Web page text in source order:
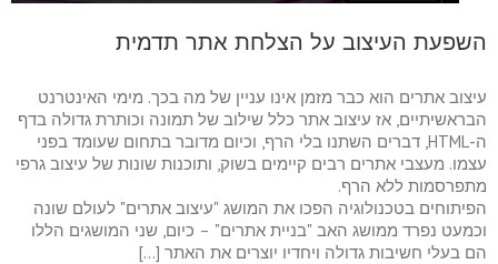
השפעת העיצוב על הצלחת אתר תדמית
עיצוב אתרים הוא כבר מזמן אינו עניין של מה בכך. מימי האינטרנט
הבראשיתיים, אז עיצוב אתר כלל שילוב של תמונה וכותרת גדולה בדף
ה-HTML, דברים השתנו בלי הרף, וכיום מדובר בתחום שעומד בפני
עצמו. מעצבי אתרים רבים קיימים בשוק, ותוכנות שונות של עיצוב גרפי
מתפרסמות ללא הרף.
הפיתוחים בטכנולוגיה הפכו את המושג "עיצוב אתרים" לעולם שונה
וכמעט נפרד ממושג האב "בניית אתרים" – כיום, שני המושגים הללו
הם בעלי חשיבות גדולה ויחדיו יוצרים את האתר […]